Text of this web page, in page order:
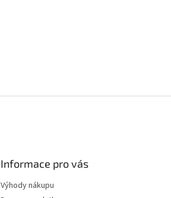
Informace pro vás
Výhody nákupu